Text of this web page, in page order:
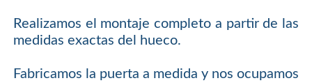
Realizamos el montaje completo a partir de las
medidas exactas del hueco.
Fabricamos la puerta a medida y nos ocupamos